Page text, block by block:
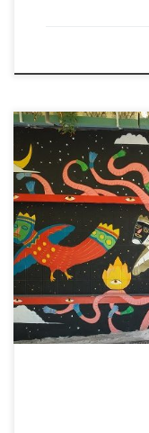
ביוון – נחשף
מהגרפיטי ציורי
המחאות כנגד שלטון
המדינה בססמאות
החלק הציורי